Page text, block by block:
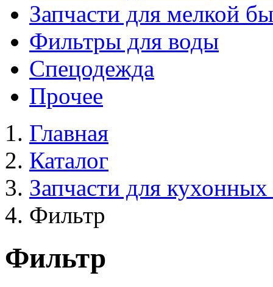
Запчасти для мелкой
Фильтры для воды
Спецодежда
Прочее
Главная
Каталог
Запчасти для
Фильтр
Фильтр